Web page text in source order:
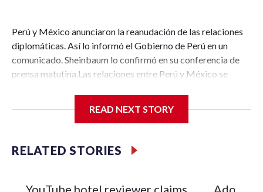
Perú y México anunciaron la reanudación de las relaciones
diplomáticas. Así lo informó el Gobierno de Perú en un
comunicado. Sheinbaum lo confirmó en su conferencia de
prensa matutina.Las relaciones entre Perú y México se
Consejo de Ministros del Gobierno de Pedro Castillo,
más de 11 años de prisión por intento de golpe de Estado.
Ambos han declarado en reiteradas oportunidades su
cambio Chávez permanecía en la embajada de México en
READ NEXT STORY
RELATED STORIES
YouTube hotel reviewer claims